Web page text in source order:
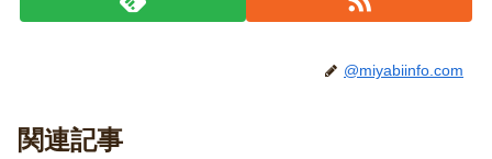
@miyabiinfo.com
関連記事